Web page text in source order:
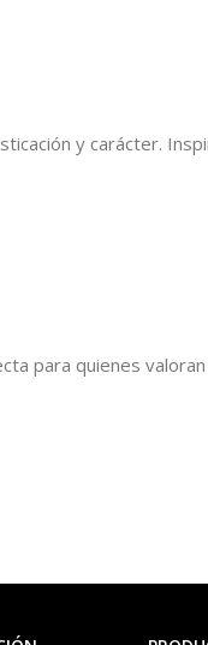
y carácter.
para quienes